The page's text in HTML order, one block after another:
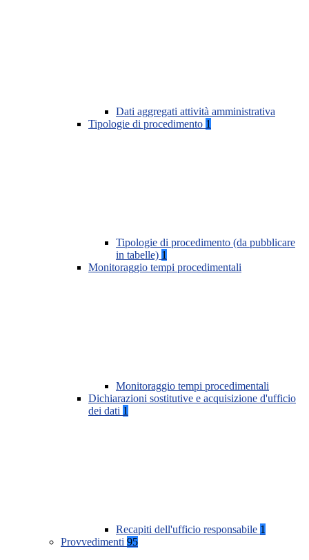
Dati aggregati attività amministrativa
Tipologie di procedimento 1
Tipologie di procedimento (da pubblicare
in tabelle) 1
Monitoraggio tempi procedimentali
Monitoraggio tempi procedimentali
Dichiarazioni sostitutive e acquisizione d'ufficio
dei dati 1
Recapiti dell'ufficio responsabile 1
Provvedimenti 95